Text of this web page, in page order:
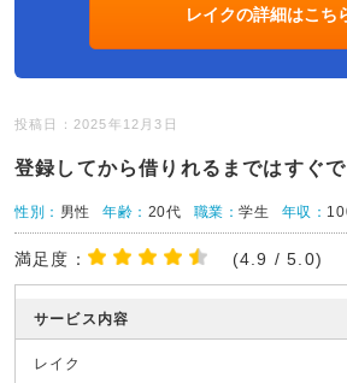
レイクの詳細はこち
投稿日：2025年12月3日
登録してから借りれるまではすぐで
性別： 男性 年齢： 20代 職業：学生 年収：
満足度： (4.9 / 5.0)
サービス内容
レイク